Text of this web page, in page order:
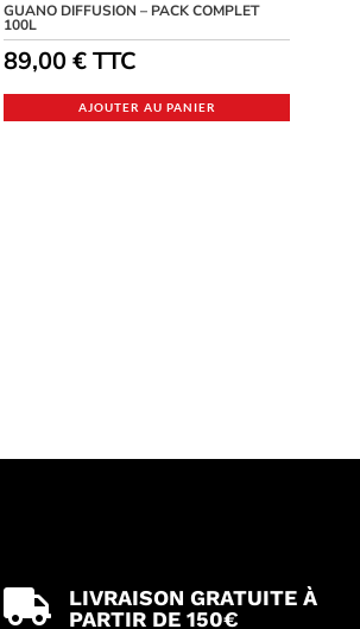
GUANO DIFFUSION – PACK COMPLET
100L
89,00€TTC
AJOUTER AU PANIER

LIVRAISON GRATUITE À
PARTIR DE 150€